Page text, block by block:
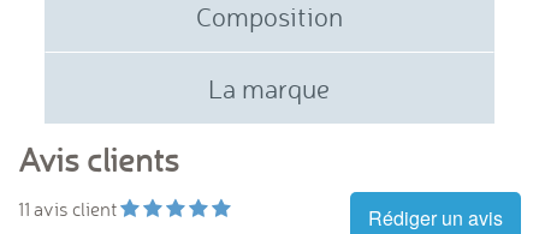
Composition
La marque
Avis clients
11 avis client Rédiger un avis